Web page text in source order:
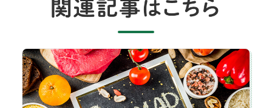
食物繊維に要注意！お腹が繊細な人こそ知っておきたい「